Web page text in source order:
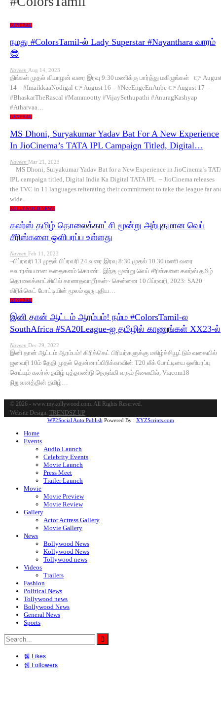
GENERAL
நமது #ColorsTamil-ல் Lady Superstar #Nayanthara வாரம்
😎
Naveen Aug 14, 2023
திங்கள் முதல் வியாழன் வரை இரவு 9:30 மணிக்கு பார்த்து மகிழுங்கள் 👉
14 – #ImaikkaaNodigal 👉 August 16 – #NeeEngeEnAnbe 👉 August 17 –
#BhaskarTheRascal #Mammootty #VijaySethupathi #AnuragKashyap
#Atharvaa…
GENERAL
MS Dhoni, Suryakumar Yadav Bat For A New Experience
In JioCinema’s TATA IPL Campaign Titled, Digital…
Naveen Mar 21, 2023
MS Dhoni, Suryakumar Yadav Bat for a New Experience in JioCinema’s
IPL campaign titled, Digital India Ka Digital TATA IPL ~ JioCinema releases
the TVC in 11 languages reiterating their commitment to take the league far
wide…
KOLLYWOOD NEWS
கலர்ஸ் தமிழ் தொலைக்காட்சி மூன்று அற்புதமான வெப்
சீரிஸ்களை ஒளிபரப்ப உள்ளது
Naveen Feb 11, 2023
~பிப்ரவரி 13 முதல் பிப்ரவரி 24 வரை இரவு 8:30 முதல் 10.30 மணி வரை
சுவாரஸ்யமான கதைகளம் கொண்ட இந்த மூன்று வெப் சீரிஸ்களை கலர்ஸ் தமிழ்
தொலைக்காட்சியில் காணதவாறீர்கள்~ சென்னை 10 பிப்ரவரி, 2023: SA20
கிரிக்கெட் போட்டியின் மூலம் ஒரு புதிய…
GENERAL
இனி தான் ஆட்டம் ஆரம்பம்! நம்ம #ColorsTamil-ல
SouthAfrica #SA20League-ஐ தமிழில் காணுங்கள் XX23-ல்
Naveen Dec 29, 2022
இனி தான் ஆட்டம் ஆரம்பம்! கிரிக்கெட் பிரியர்களுக்கு மகிழ்ச்சியூட்டும் வகையில்
ஜனவரி 10ம் தேதி முதல் தென்னாப்பிரிக்காவின் T20 லீக் போட்டியை ஒளிபரப்பு
செய்யும் கலர்ஸ் தமிழ் புத்தாண்டு நெருங்கி வரும் நிலையில், Viacom18
நிறுவனத்தின் தமிழ்…
© 2026 - www.mykollywood.com. All Rights Reserved.
Website Design: TRENDSZ UP
WP2Social Auto Publish Powered By : XYZScripts.com
Home
Events
Audio Launch
Celebrity Events
Movie Launch
Press Meet
Trailer Launch
Movie
Movie Preview
Movie Review
Gallery
Actor Actress Gallery
Movie Gallery
News
Bollywood News
Kollywood News
Tollywood news
Videos
Trailers
Fashion
Political News
Tollywood news
Bollywood News
General News
Sports
Likes
Followers